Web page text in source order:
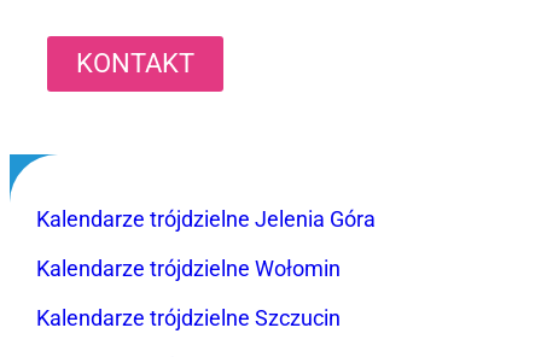
KONTAKT
Kalendarze trójdzielne Jelenia Góra
Kalendarze trójdzielne Wołomin
Kalendarze trójdzielne Szczucin